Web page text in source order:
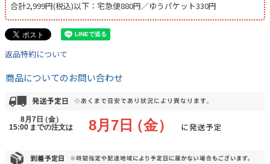
合計2,999円(税込)以下：宅急便880円／ゆうパケット330円
返品特約について
商品についてのお問い合わせ